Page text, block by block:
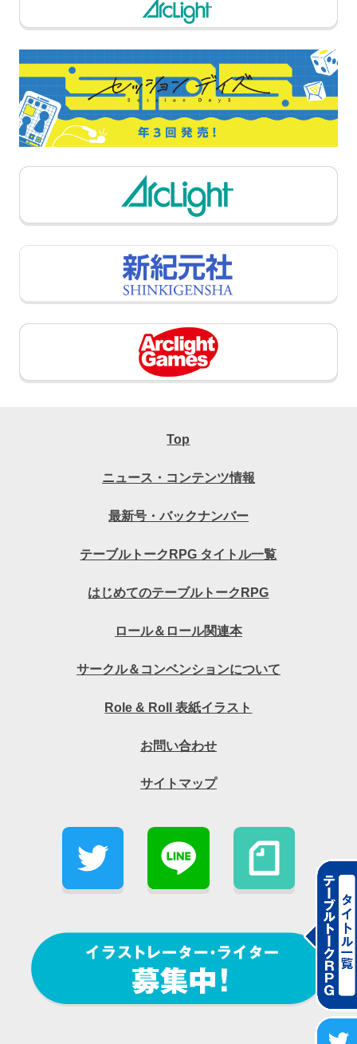
Top
ニュース・コンテンツ情報
最新号・バックナンバー
テーブルトークRPG タイトル一覧
はじめてのテーブルトークRPG
ロール＆ロール関連本
サークル＆コンベンションについて
Role & Roll 表紙イラスト
お問い合わせ
サイトマップ